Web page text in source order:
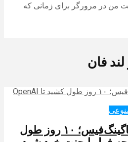
من در مرورگر برای زمانی که
فان
پشت‌پرده حمله به هاگینگ‌فیس؛ ۱۰ روز طول